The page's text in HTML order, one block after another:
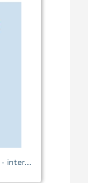
- inter...